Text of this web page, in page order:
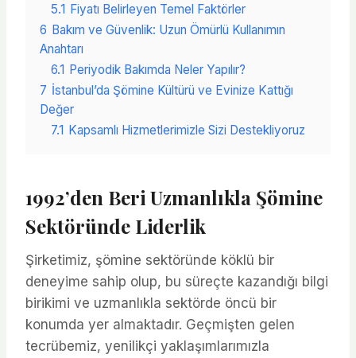
5.1 Fiyatı Belirleyen Temel Faktörler
6 Bakım ve Güvenlik: Uzun Ömürlü Kullanımın
Anahtarı
6.1 Periyodik Bakımda Neler Yapılır?
7 İstanbul’da Şömine Kültürü ve Evinize Kattığı
Değer
7.1 Kapsamlı Hizmetlerimizle Sizi Destekliyoruz
1992’den Beri Uzmanlıkla Şömine
Sektöründe Liderlik
Şirketimiz, şömine sektöründe köklü bir
deneyime sahip olup, bu süreçte kazandığı bilgi
birikimi ve uzmanlıkla sektörde öncü bir
konumda yer almaktadır. Geçmişten gelen
tecrübemiz, yenilikçi yaklaşımlarımızla